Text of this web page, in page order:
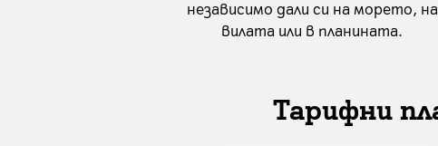
независимо дали си на морето, на
вилата или в планината.
Тарифни